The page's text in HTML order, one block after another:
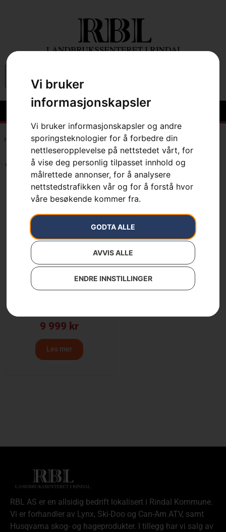
Vi bruker
informasjonskapsler
Vi bruker informasjonskapsler og andre
sporingsteknologier for å forbedre din
nettleseropplevelse på nettstedet vårt, for
å vise deg personlig tilpasset innhold og
målrettede annonser, for å analysere
nettstedstrafikken vår og for å forstå hvor
våre besøkende kommer fra.
GODTA ALLE
AVVIS ALLE
ENDRE INNSTILLINGER
Hem 37.7 cm³
Viser det ene resultatet
9 999 kr
Les mer
RBL AS er en allsidig bedrift lokalisert i Rindal Kommune.
Vi er forhandler av Lynx, Ski-Doo og Can-Am ATV, samt
Husqvarna skog- og hageprodukter. I tillegg har vi salg av